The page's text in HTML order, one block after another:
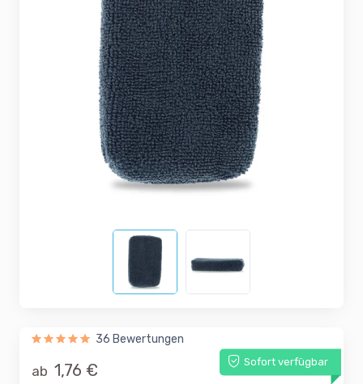
36 Bewertungen
Sofort verfügbar
ab 1,76 €